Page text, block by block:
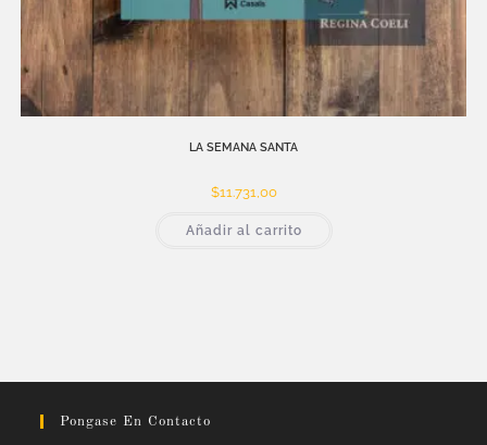
LA SEMANA SANTA
$11.731,00
Añadir al carrito
Pongase En Contacto